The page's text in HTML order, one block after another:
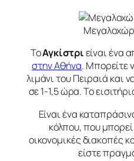
ΤοΑγκίστριείναι ένα
στην Αθήνα. Μπορείτε
λιμάνι του Πειραιά και
σε 1-1,5 ώρα. Το
Είναι ένα
κόλπου, που
οικονομικές διακοπές
είστε